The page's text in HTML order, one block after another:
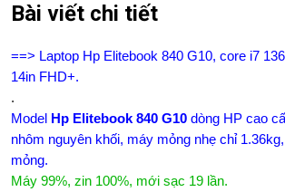
Bài viết chi tiết
==> Laptop Hp Elitebook 840 G10, core i7
14in FHD+.
.
Model
Hp Elitebook 840 G10 dòng HP cao
nhôm nguyên khối, máy mỏng nhẹ chỉ
mỏng.
Máy 99%, zin 100%, mới sạc 19 lần.